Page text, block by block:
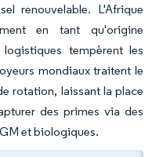
renouvelable. L'Afrique
en tant qu'origine
tempèrent les
mondiaux traitent le
rotation, laissant la place
des primes via des
et biologiques.